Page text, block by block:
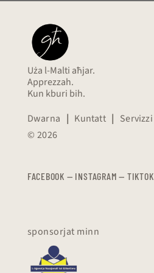
Uża l-Malti aħjar.
Apprezzah.
Kun kburi bih.
Dwarna | Kuntatt | Servizzi
© 2026
FACEBOOK — INSTAGRAM — TIKTOK
sponsorjat minn